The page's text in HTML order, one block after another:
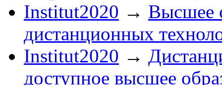
Institut2020 → Высшее
дистанционных
Institut2020 →
доступное высшее